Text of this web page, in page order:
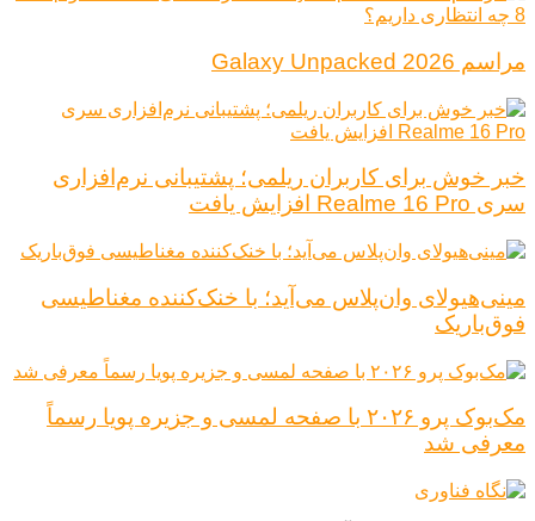
مراسم Galaxy Unpacked 2026
خبر خوش برای کاربران ریلمی؛ پشتیبانی نرم‌افزاری
سری Realme 16 Pro افزایش یافت
مینی‌هیولای وان‌پلاس می‌آید؛ با خنک‌کننده مغناطیسی
فوق‌باریک
مک‌بوک پرو ۲۰۲۶ با صفحه لمسی و جزیره پویا رسماً
معرفی شد